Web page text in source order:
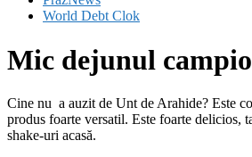
World Debt Clok
Mic dejunul
Cine nu a auzit de Unt de Arahide? Este
produs foarte versatil. Este foarte delicios,
shake-uri acasă.